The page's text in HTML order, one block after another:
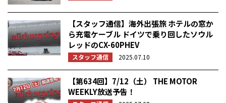
【スタッフ通信】海外出張旅 ホテルの窓か
ら充電ケーブル ドイツで乗り回したソウル
レッドのCX-60PHEV
スタッフ通信 2025.07.10
【第634回】7/12（土） THE MOTOR
WEEKLY放送予告！